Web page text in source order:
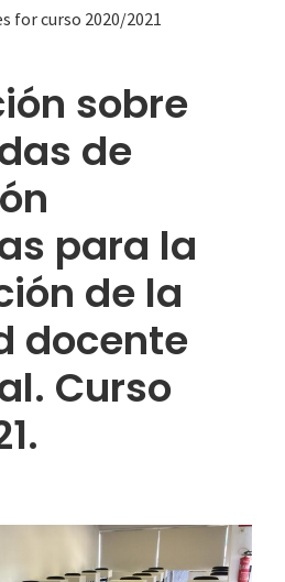
for curso 2020/2021
sobre
de
para la
de la
docente
Curso